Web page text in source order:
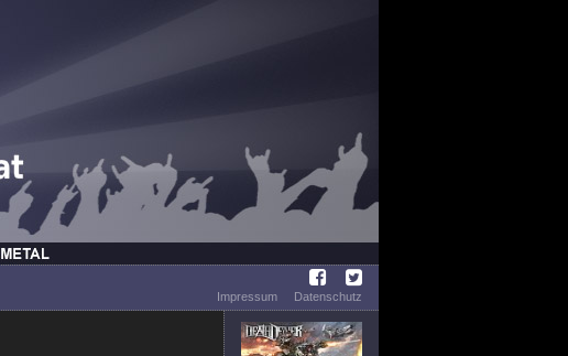
Impressum
Datenschutz